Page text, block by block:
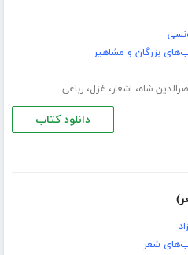
بزرگان و مشاهیر
شاه، اشعار، غزل،رباعی
دانلود کتاب
شعر